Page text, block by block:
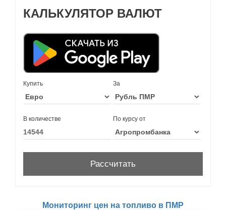
КАЛЬКУЛЯТОР ВАЛЮТ
Купить За
В количестве По курсу от
Мониторинг цен на топливо в ПМР